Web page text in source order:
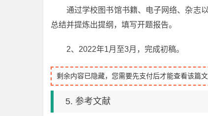
通过学校图书馆书籍、电子网络、杂志
总结并提炼出提纲，填写开题报告。
2、2022年1月至3月，完成初稿。
剩余内容已隐藏，您需要先支付后才能查看该篇文
5. 参考文献